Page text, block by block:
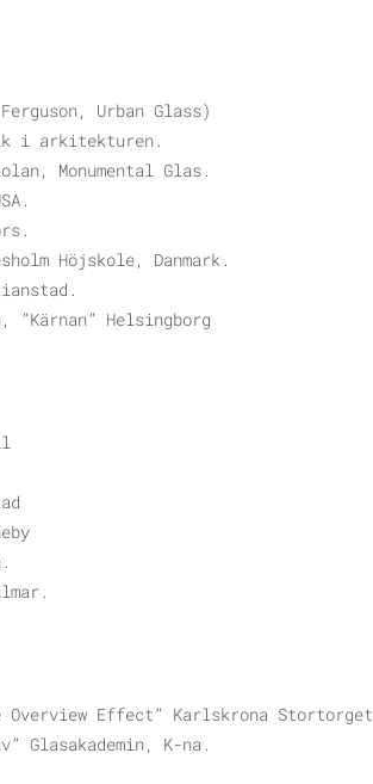
Urban Glass)
i arkitekturen.
Monumental Glas.
Höjskole, Danmark.
”Kärnan” Helsingborg
Overview Effect” Karlskrona Stortorget
Glasakademin, K-na.